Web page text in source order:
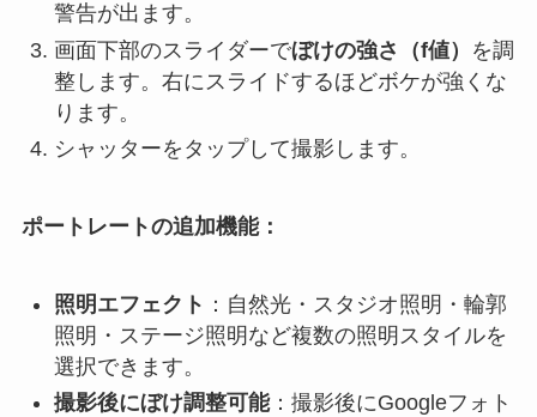
警告が出ます。
画面下部のスライダーでぼけの強さ（f値）
を調
整します。右にスライドするほどボケが強くな
ります。
シャッターをタップして撮影します。
ポートレートの追加機能：
照明エフェクト ：自然光・スタジオ照明・輪郭
照明・ステージ照明など複数の照明スタイルを
選択できます。
撮影後にぼけ調整可能：撮影後にGoogleフォト